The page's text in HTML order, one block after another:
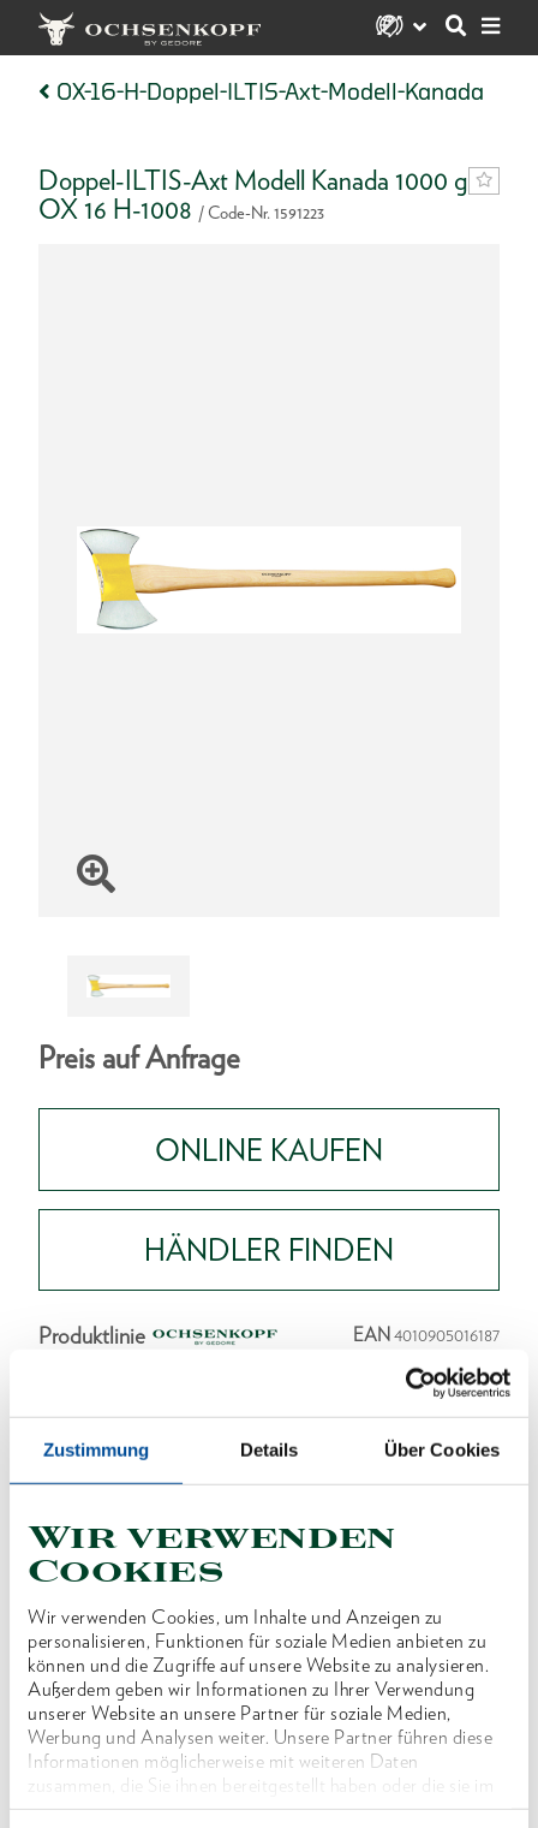
Zustimmung Details Über Cookies
Wir verwenden
Cookies
Wir verwenden Cookies, um Inhalte und Anzeigen zu
personalisieren, Funktionen für soziale Medien anbieten zu
können und die Zugriffe auf unsere Website zu analysieren.
Außerdem geben wir Informationen zu Ihrer Verwendung
unserer Website an unsere Partner für soziale Medien,
Werbung und Analysen weiter. Unsere Partner führen diese
Informationen möglicherweise mit weiteren Daten
zusammen, die Sie ihnen bereitgestellt haben oder die sie im
Rahmen Ihrer Nutzung der Dienste gesammelt haben. Unsere
OX-16-H-Doppel-ILTIS-Axt-Modell-Kanada
Doppel-ILTIS-Axt Modell Kanada 1000 g
OX 16 H-1008 / Code-Nr. 1591223
Preis auf Anfrage
ONLINE KAUFEN
HÄNDLER FINDEN
Produktlinie EAN 4010905016187
Das Modell der kanadischen Holzfäller - mit 2
Zum Entasten, Fällen und zur Kulturpflege
geeignet
Das gleichbleibend dünne und fast bis zum Auge
gehärtete Blatt sorgt für einen hohen
Gebrauchswert, eine lange Lebensdauer und ein
niedriges Gewicht
Einfacher Nachschliff durch den Anwender